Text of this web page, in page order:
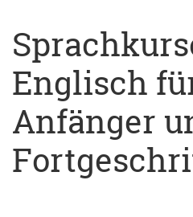
Englisch
Anfänger